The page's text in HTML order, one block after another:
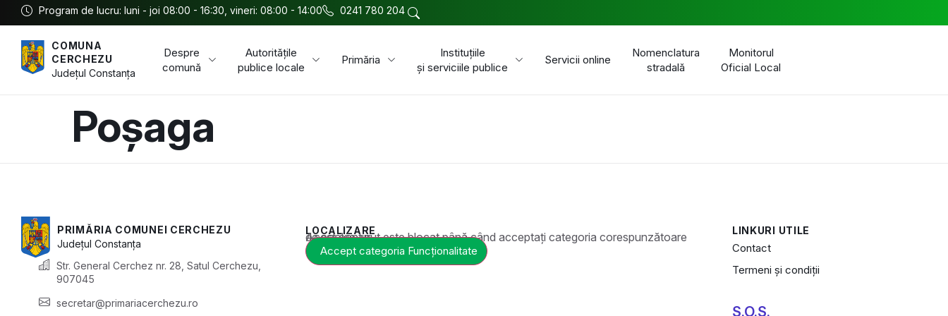
Program de lucru: luni - joi 08:00 - 16:30, vineri: 08:00 - 14:00 0241 780 204
COMUNA
CERCHEZU
JudețulConstanța
Despre
comună
Autoritățile
publice locale
Primăria
Instituțiile
și serviciile publice
Servicii online
Nomenclatura
stradală
Monitorul
Oficial Local
Poșaga
PRIMĂRIA COMUNEI CERCHEZU
JudețulConstanța
Str. General Cerchez nr. 28, Satul Cerchezu,
907045
secretar@primariacerchezu.ro
LOCALIZARE
Acest conținut este blocat până când acceptați categoria corespunzătoare de cookie-uri.
Accept categoria Funcționalitate
LINKURI UTILE
Contact
Termeni și condiții
S.O.S.